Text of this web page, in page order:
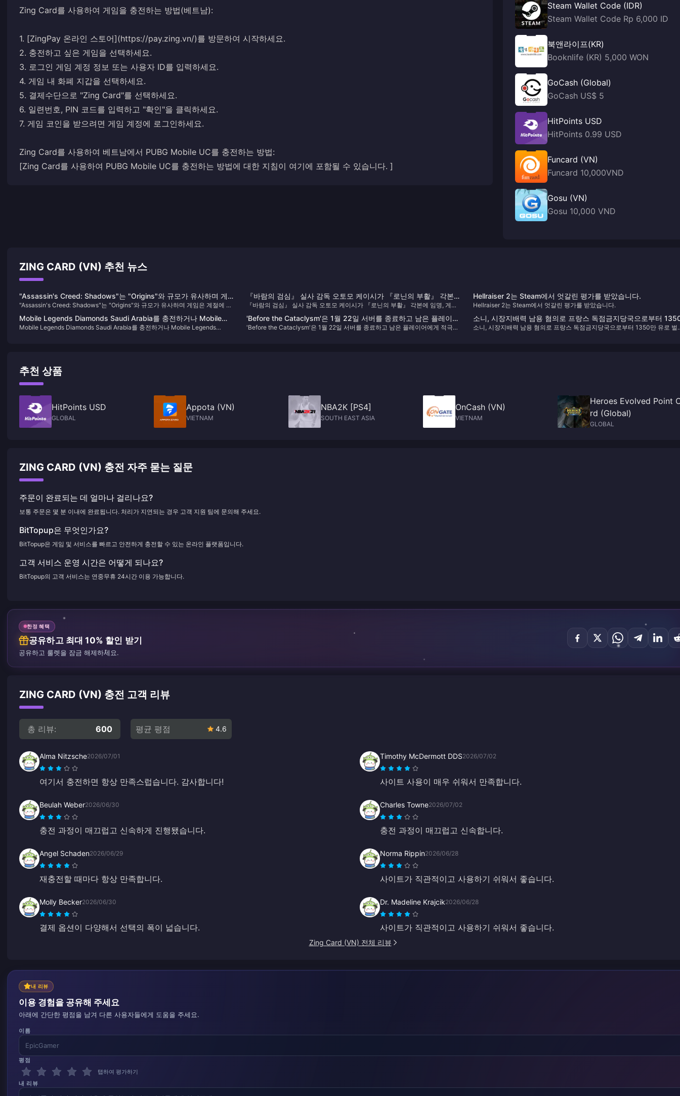
Zing Card를 사용하여 게임을 충전하는 방법(베트남):
1. [ZingPay 온라인 스토어](https://pay.zing.vn/)를 방문하여 시작하세요.
2. 충전하고 싶은 게임을 선택하세요.
3. 로그인 게임 계정 정보 또는 사용자 ID를 입력하세요.
4. 게임 내 화폐 지갑을 선택하세요.
5. 결제수단으로 "Zing Card"를 선택하세요.
6. 일련번호, PIN 코드를 입력하고 "확인"을 클릭하세요.
7. 게임 코인을 받으려면 게임 계정에 로그인하세요.
Zing Card를 사용하여 베트남에서 PUBG Mobile UC를 충전하는 방법:
[Zing Card를 사용하여 PUBG Mobile UC를 충전하는 방법에 대한 지침이 여기에 포함될 수 있습니다. ]
Steam Wallet Code (IDR)
Steam Wallet Code Rp 6,000 ID
북앤라이프(KR)
Booknlife (KR) 5,000 WON
GoCash (Global)
GoCash US$ 5
HitPoints USD
HitPoints 0.99 USD
Funcard (VN)
Funcard 10,000VND
Gosu (VN)
Gosu 10,000 VND
ZING CARD (VN) 추천 뉴스
"Assassin's Creed: Shadows"는 "Origins"와 규모가 유사하며 게
임은 계절에 따라 변경되는 시스템을 제공합니다.
"Assassin's Creed: Shadows"는 "Origins"와 규모가 유사하며 게임은 계절에 따
『바람의 검심』 실사 감독 오토모 케이시가 『로닌의 부활』 각본에
임명, 게임 장면 등 정보 발표
『바람의 검심』 실사 감독 오토모 케이시가 『로닌의 부활』 각본에 임명, 게임
Hellraiser 2는 Steam에서 엇갈린 평가를 받았습니다.
Hellraiser 2는 Steam에서 엇갈린 평가를 받았습니다.
Mobile Legends Diamonds Saudi Arabia를 충전하거나 Mobile
Legends Diamonds Saudi Arabia를 구매하는 방법
Mobile Legends Diamonds Saudi Arabia를 충전하거나 Mobile Legends
'Before the Cataclysm'은 1월 22일 서버를 종료하고 남은 플레이어
에게 적극적으로 환불을 제공할 예정입니다.
'Before the Cataclysm'은 1월 22일 서버를 종료하고 남은 플레이어에게 적극적
소니, 시장지배력 남용 혐의로 프랑스 독점금지당국으로부터
만 유로 벌금 선고
소니, 시장지배력 남용 혐의로 프랑스 독점금지당국으로부터 1350만 유로 벌
추천 상품
HitPoints USD
GLOBAL
Appota (VN)
VIETNAM
NBA2K [PS4]
SOUTH EAST ASIA
OnCash (VN)
VIETNAM
Heroes Evolved Point
rd (Global)
GLOBAL
ZING CARD (VN) 충전 자주 묻는 질문
주문이 완료되는 데 얼마나 걸리나요?
보통 주문은 몇 분 이내에 완료됩니다. 처리가 지연되는 경우 고객 지원 팀에 문의해 주세요.
BitTopup은 무엇인가요?
BitTopup은 게임 및 서비스를 빠르고 안전하게 충전할 수 있는 온라인 플랫폼입니다.
고객 서비스 운영 시간은 어떻게 되나요?
BitTopup의 고객 서비스는 연중무휴 24시간 이용 가능합니다.
한정 혜택
공유하고 최대 10% 할인 받기
공유하고 룰렛을 잠금 해제하세요.
ZING CARD (VN) 충전 고객 리뷰
총 리뷰: 600 평균 평점 4.6
Alma Nitzsche2026/07/01
여기서 충전하면 항상 만족스럽습니다. 감사합니다!
Timothy McDermott DDS2026/07/02
사이트 사용이 매우 쉬워서 만족합니다.
Beulah Weber2026/06/30
충전 과정이 매끄럽고 신속하게 진행됐습니다.
Charles Towne2026/07/02
충전 과정이 매끄럽고 신속합니다.
Angel Schaden2026/06/29
재충전할 때마다 항상 만족합니다.
Norma Rippin2026/06/28
사이트가 직관적이고 사용하기 쉬워서 좋습니다.
Molly Becker2026/06/30
결제 옵션이 다양해서 선택의 폭이 넓습니다.
Dr. Madeline Krajcik2026/06/28
사이트가 직관적이고 사용하기 쉬워서 좋습니다.
Zing Card (VN) 전체 리뷰
내 리뷰
이용 경험을 공유해 주세요
아래에 간단한 평점을 남겨 다른 사용자들에게 도움을 주세요.
이름
평점
탭하여 평가하기
내 리뷰